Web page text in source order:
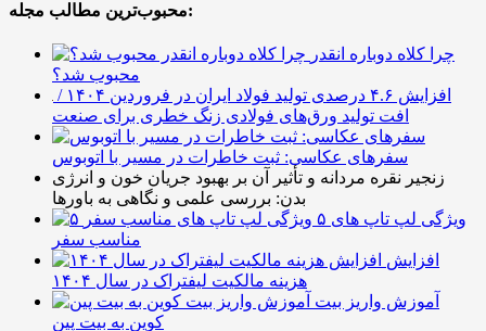
محبوب‌ترین مطالب مجله:
چرا کلاه دوباره انقدر
محبوب شد؟
افزایش ۴.۶ درصدی تولید فولاد ایران در فروردین ۱۴۰۴ /
افت تولید ورق‌های فولادی زنگ خطری برای صنعت
سفرهای عکاسی: ثبت خاطرات در مسیر با اتوبوس
زنجیر نقره مردانه و تأثیر آن بر بهبود جریان خون و انرژی
بدن: بررسی علمی و نگاهی به باورها
۵ ویژگی لپ تاپ های
مناسب سفر
افزایش
هزینه مالکیت لیفتراک در سال ۱۴۰۴
آموزش واریز بیت
کوین به بیت پین